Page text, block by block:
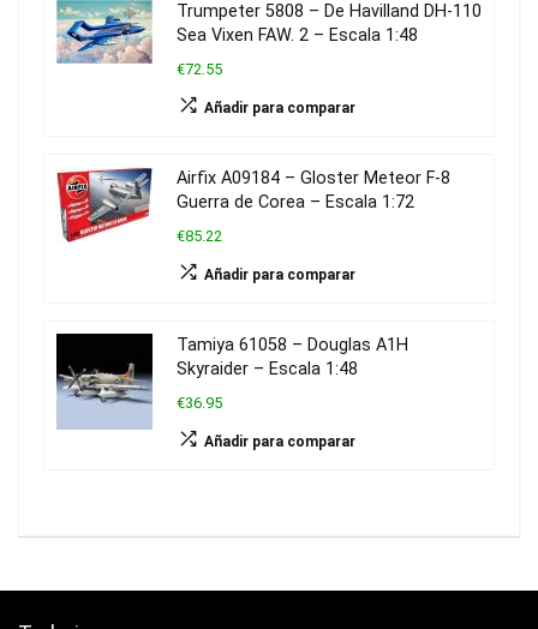
Trumpeter 5808 – De Havilland DH-110
Sea Vixen FAW. 2 – Escala 1:48
€72.55
Añadir para comparar
Airfix A09184 – Gloster Meteor F-8
Guerra de Corea – Escala 1:72
€85.22
Añadir para comparar
Tamiya 61058 – Douglas A1H
Skyraider – Escala 1:48
€36.95
Añadir para comparar